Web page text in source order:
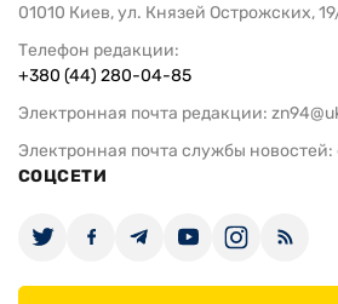
01010 Киев, ул. Князей Острожских,
Телефон редакции:
+380 (44) 280-04-85
Электронная почта редакции:
Электронная почта службы новостей:
СОЦСЕТИ